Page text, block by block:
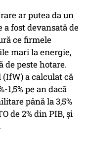
ar putea da un
fost devansată de
ce firmele
mari la energie,
de peste hotare.
a calculat că
1,5% pe an dacă
până la 3,5%
de 2% din PIB, şi